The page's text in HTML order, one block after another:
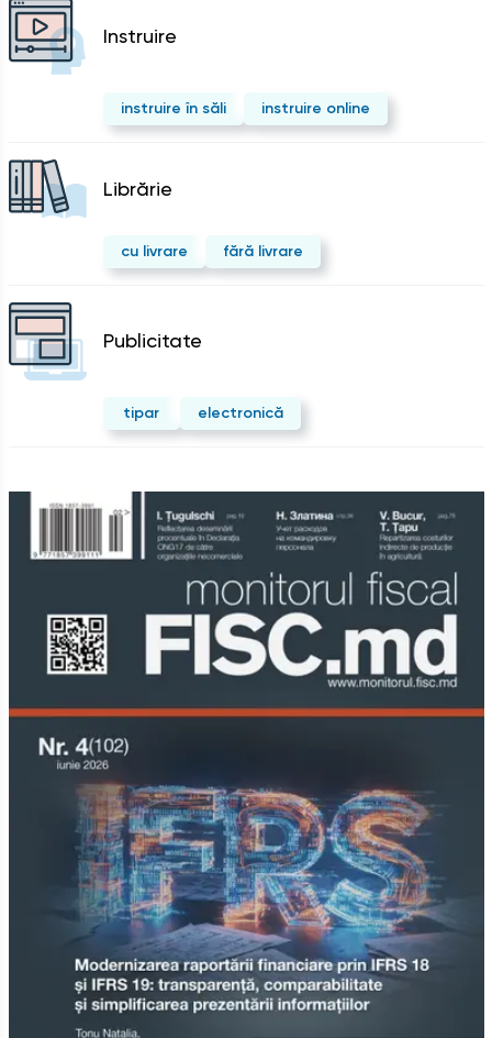
Instruire
instruire în săli instruire online
Librărie
cu livrare fără livrare
Publicitate
tipar electronică